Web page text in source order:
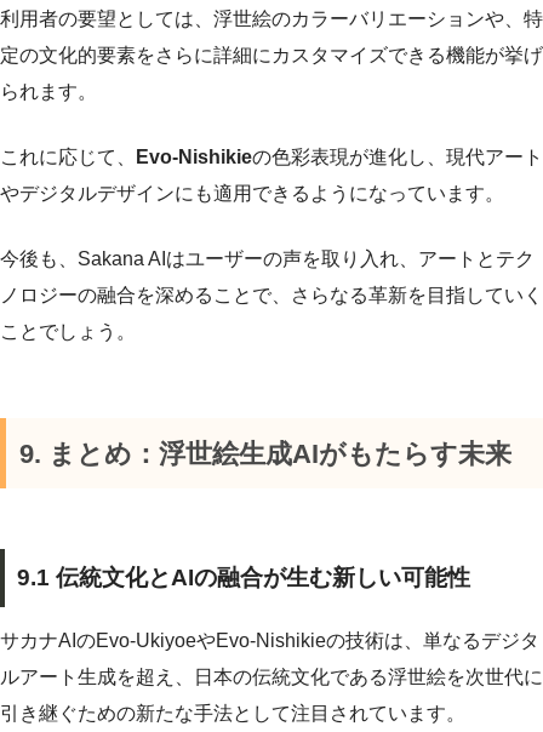
利用者の要望としては、浮世絵のカラーバリエーションや、特
定の文化的要素をさらに詳細にカスタマイズできる機能が挙げ
られます。
これに応じて、 Evo-Nishikieの色彩表現が進化し、現代アート
やデジタルデザインにも適用できるようになっています。
今後も、Sakana AIはユーザーの声を取り入れ、アートとテク
ノロジーの融合を深めることで、さらなる革新を目指していく
ことでしょう。
9. まとめ：浮世絵生成AIがもたらす未来
9.1 伝統文化とAIの融合が生む新しい可能性
サカナAIのEvo-UkiyoeやEvo-Nishikieの技術は、単なるデジタ
ルアート生成を超え、日本の伝統文化である浮世絵を次世代に
引き継ぐための新たな手法として注目されています。